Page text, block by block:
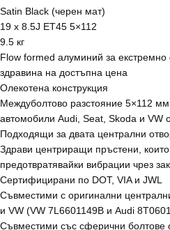
Satin Black (черен мат)
19 x 8.5J ET45 5×112
9.5 кг
Flow formed алуминий за
здравина на достъпна цена
Олекотена конструкция
Междуболтово разстояние 5×112
автомобили Audi, Seat, Skoda и VW
Подходящи за двата централни
Здрави центриращи пръстени,
предотвратявайки вибрации чрез
Сертифицирани по DOT, VIA и JWL
Съвместими с оригинални
и VW (VW 7L6601149B и Audi
Съвместими със сферични болтове